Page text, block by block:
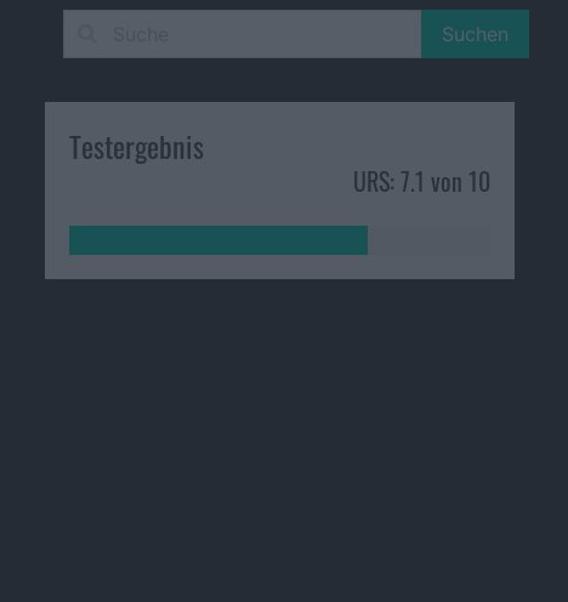
Suchen
Testergebnis
URS: 7.1 von 10